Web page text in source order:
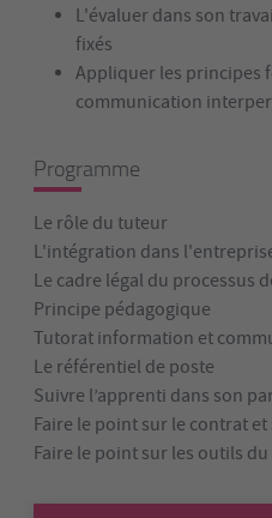
L'évaluer dans son
fixés
Appliquer les principes
communication
Programme
Le rôle du tuteur
L'intégration dans
Le cadre légal du processus
Principe pédagogique
Tutorat information et
Le référentiel de poste
Suivre l’apprenti dans son
Faire le point sur le contrat
Faire le point sur les outils